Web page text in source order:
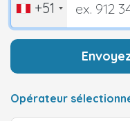
+51
Opérateur